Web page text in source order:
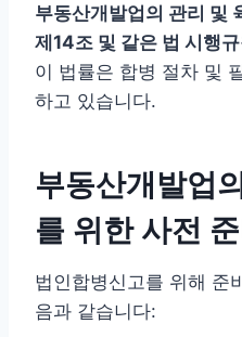
부동산개발업의 관리 및
제14조 및 같은 법 시행
이 법률은 합병 절차 및
하고 있습니다.
부동산개발업
를 위한 사전
법인합병신고를 위해 준
음과 같습니다: